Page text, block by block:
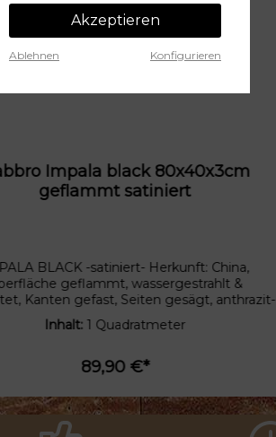
Impala black 80x40x3cm
geflammt satiniert
BLACK -satiniert- Herkunft: China,
geflammt, wassergestrahlt &
Kanten gefast, Seiten gesägt, anthrazit-
Der IMPALA BLACK gehört zu den
Diese wurden schon in der Antike
Orten Säulen aus Diorit z.B. an dem
der Venus und Roma sowie der Villa
Auch heutzutage werden Diorite auf
der Materialeigenschaften vielseitig
Inhalt: 1 Quadratmeter
89,90 €*
Akzeptieren
Ablehnen Konfigurieren